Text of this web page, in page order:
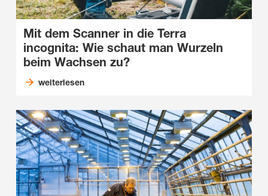
Mit dem Scanner in die Terra
incognita: Wie schaut man Wurzeln
beim Wachsen zu?
weiterlesen